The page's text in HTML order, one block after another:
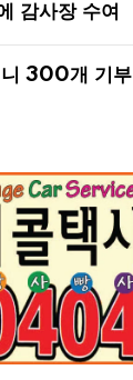
감사장 수여
니 300개 기부